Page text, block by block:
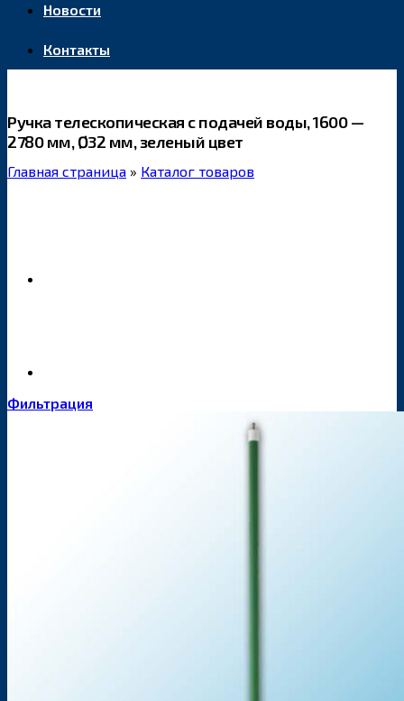
Новости
Контакты
Ручка телескопическая с подачей воды, 1600 —
2780 мм, Ø32 мм, зеленый цвет
Главная страница » Каталог товаров
Фильтрация